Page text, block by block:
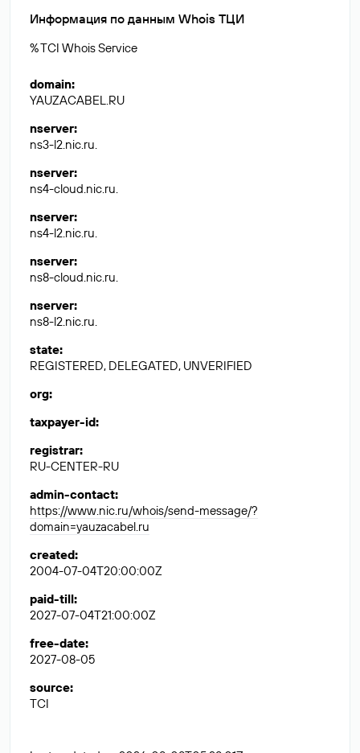
Информация по данным Whois ТЦИ
% TCI Whois Service
domain:
YAUZACABEL.RU
nserver:
ns3-l2.nic.ru.
nserver:
ns4-cloud.nic.ru.
nserver:
ns4-l2.nic.ru.
nserver:
ns8-cloud.nic.ru.
nserver:
ns8-l2.nic.ru.
state:
REGISTERED, DELEGATED, UNVERIFIED
org:
taxpayer-id:
registrar:
RU-CENTER-RU
admin-contact:
https://www.nic.ru/whois/send-message/?
domain=yauzacabel.ru
created:
2004-07-04T20:00:00Z
paid-till:
2027-07-04T21:00:00Z
free-date:
2027-08-05
source:
TCI